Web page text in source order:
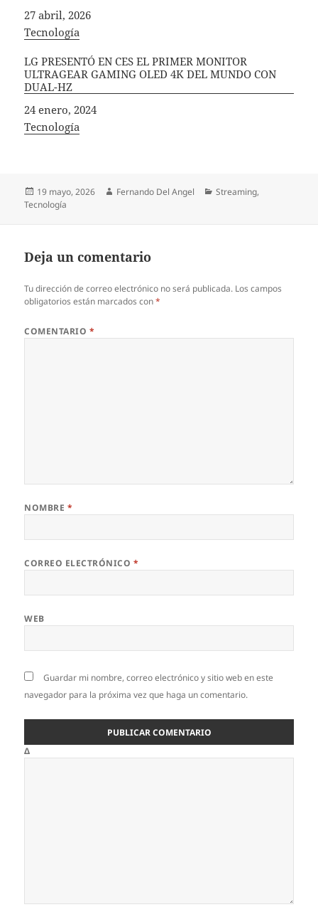
Fecha
27 abril, 2026
In relation to
Tecnología
LG PRESENTÓ EN CES EL PRIMER MONITOR
ULTRAGEAR GAMING OLED 4K DEL MUNDO CON
DUAL-HZ
Fecha
24 enero, 2024
In relation to
Tecnología
Publicado
el
19 mayo, 2026 Autor
Fernando Del Angel Categorías
Streaming,
Tecnología
Deja un comentario
Tu dirección de correo electrónico no será publicada. Los campos
obligatorios están marcados con*
COMENTARIO *
NOMBRE *
CORREO ELECTRÓNICO *
WEB
Guardar mi nombre, correo electrónico y sitio web en este
navegador para la próxima vez que haga un comentario.
Δ